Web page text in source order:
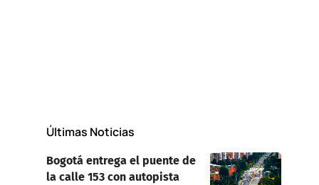
Últimas Noticias
Bogotá entrega el puente de
la calle 153 con autopista